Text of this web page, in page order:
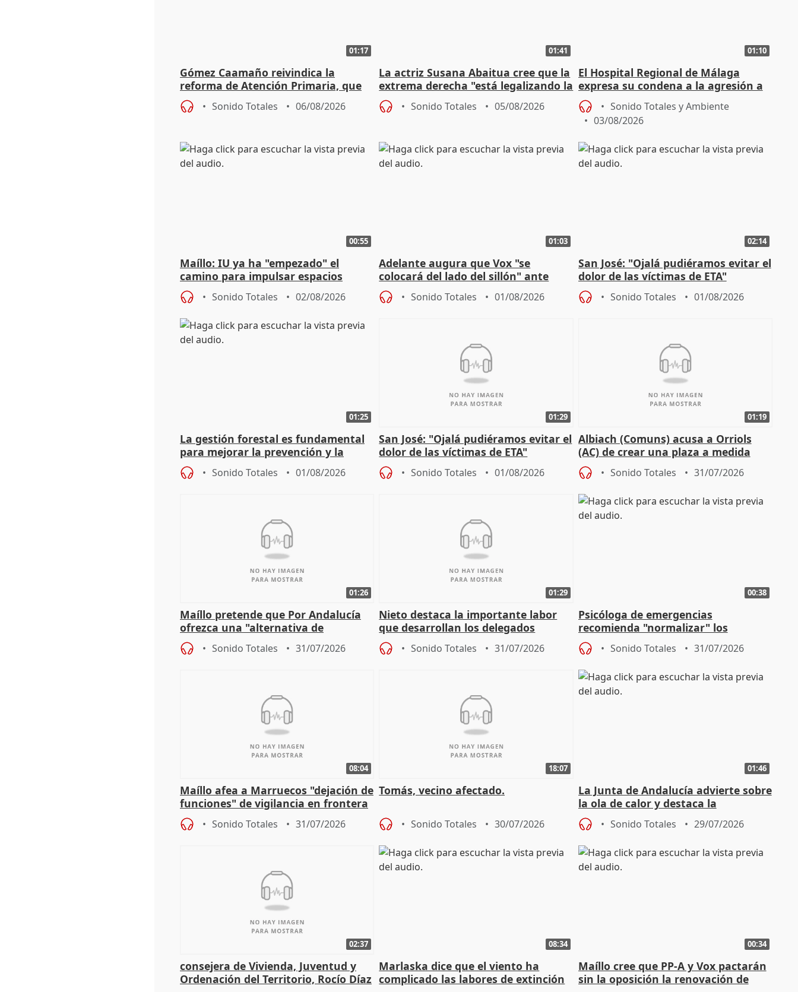
01:17
Gómez Caamaño reivindica la
reforma de Atención Primaria, que
reforzará la autogestión
Sonido Totales 06/08/2026
01:41
La actriz Susana Abaitua cree que la
extrema derecha "está legalizando la
homofobia"
Sonido Totales 05/08/2026
01:10
El Hospital Regional de Málaga
expresa su condena a la agresión a
dos enfermeras de Urgencias
Sonido Totales y Ambiente
03/08/2026
00:55
Maíllo: IU ya ha "empezado" el
camino para impulsar espacios
unitarios para las municipales
Sonido Totales 02/08/2026
01:03
Adelante augura que Vox "se
colocará del lado del sillón" ante
iniciativas de la oposición
Sonido Totales 01/08/2026
02:14
San José: "Ojalá pudiéramos evitar el
dolor de las víctimas de ETA"
Sonido Totales 01/08/2026
01:25
La gestión forestal es fundamental
para mejorar la prevención y la
actuación frente a incendios
Sonido Totales 01/08/2026
01:29
San José: "Ojalá pudiéramos evitar el
dolor de las víctimas de ETA"
Sonido Totales 01/08/2026
01:19
Albiach (Comuns) acusa a Orriols
(AC) de crear una plaza a medida
para su hija en Ripoll (Girona)
Sonido Totales 31/07/2026
01:26
Maíllo pretende que Por Andalucía
ofrezca una "alternativa de
gobierno" con su labor de oposición
Sonido Totales 31/07/2026
01:29
Nieto destaca la importante labor
que desarrollan los delegados
territoriales de la Junta
Sonido Totales 31/07/2026
00:38
Psicóloga de emergencias
recomienda "normalizar" los
síntomas tras sufrir un incendio
Sonido Totales 31/07/2026
08:04
Maíllo afea a Marruecos "dejación de
funciones" de vigilancia en frontera
con Ceuta
Sonido Totales 31/07/2026
18:07
Tomás, vecino afectado.
Sonido Totales 30/07/2026
01:46
La Junta de Andalucía advierte sobre
la ola de calor y destaca la
importancia de la prevención
Sonido Totales 29/07/2026
02:37
consejera de Vivienda, Juventud y
Ordenación del Territorio, Rocío Díaz
08:34
Marlaska dice que el viento ha
complicado las labores de extinción
00:34
Maíllo cree que PP-A y Vox pactarán
sin la oposición la renovación de